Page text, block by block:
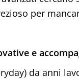
per
e
da anni